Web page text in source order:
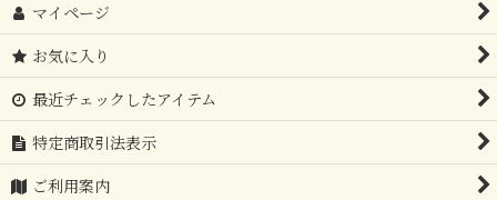
マイページ
お気に入り
最近チェックしたアイテム
特定商取引法表示
ご利用案内